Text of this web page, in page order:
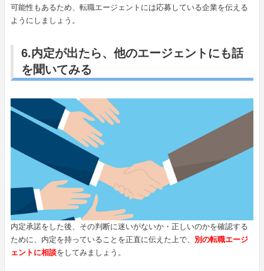
可能性もあるため、転職エージェントには応募している企業を伝える
ようにしましょう。
6.内定が出たら、他のエージェントにも話
を聞いてみる
内定承諾をした後、その判断に迷いがないか・正しいのかを確認する
ために、内定を持っていることを正直に伝えた上で、 別の転職エージ
ェントに相談をしてみましょう。